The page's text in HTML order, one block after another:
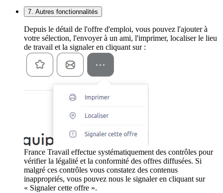
7. Autres fonctionnalités
Depuis le détail de l'offre d'emploi, vous pouvez l'ajouter à
votre sélection, l'envoyer à un ami, l'imprimer, localiser le lieu
de travail et la signaler en cliquant sur :
France Travail effectue systématiquement des contrôles pour
vérifier la légalité et la conformité des offres diffusées. Si
malgré ces contrôles vous constatez des contenus
inappropriés, vous pouvez nous le signaler en cliquant sur
« Signaler cette offre ».